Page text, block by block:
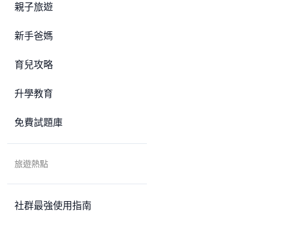
親子旅遊
新手爸媽
育兒攻略
升學教育
免費試題庫
旅遊熱點
社群最強使用指南